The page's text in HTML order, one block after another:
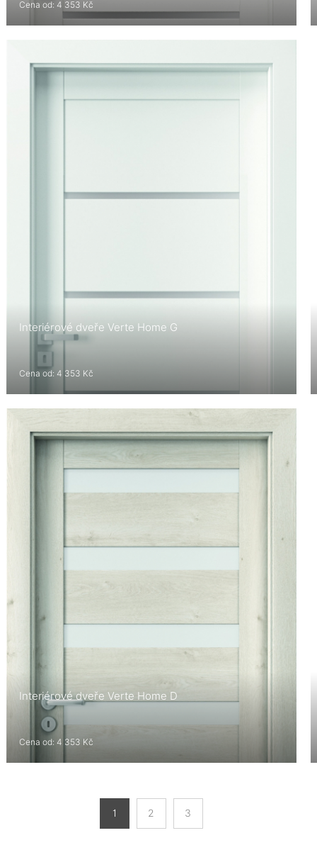
Cena od: 4 353 Kč
Interiérové dveře Verte Home G
Cena od: 4 353 Kč
Interiérové dveře Verte Home D
Cena od: 4 353 Kč
1 2 3